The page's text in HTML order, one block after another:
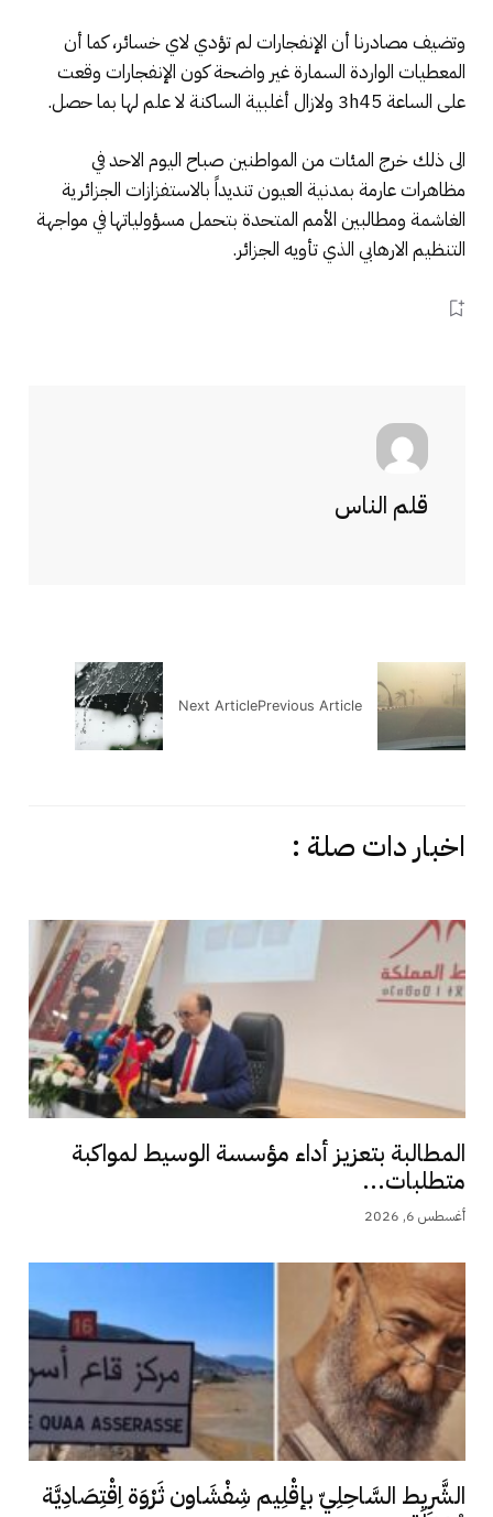
وتضيف مصادرنا أن الإنفجارات لم تؤدي لاي خسائر، كما أن
المعطيات الواردة السمارة غير واضحة كون الإنفجارات وقعت
على الساعة 3h45 ولازال أغلبية الساكنة لا علم لها بما حصل.
الى ذلك خرج المئات من المواطنين صباح اليوم الاحد في
مظاهرات عارمة بمدنية العيون تنديداً بالاستفزازات الجزائرية
الغاشمة ومطالبين الأمم المتحدة بتحمل مسؤولياتها في مواجهة
التنظيم الارهابي الذي تأويه الجزائر.
قلم الناس
Previous Article
Next Article
اخبار دات صلة :
المطالبة بتعزيز أداء مؤسسة الوسيط لمواكبة
متطلبات...
أغسطس 6, 2026
الشَّرِيط السَّاحِلِيّ بإقْلِيم شِفْشَاون ثَرْوَة اِقْتِصَادِيَّة